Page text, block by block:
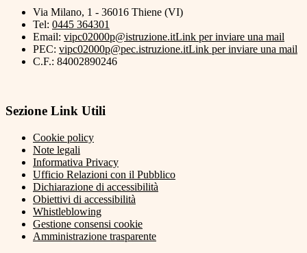
Via Milano, 1 - 36016 Thiene (VI)
Tel: 0445 364301
Email: vipc02000p@istruzione.itLink per inviare una mail
PEC: vipc02000p@pec.istruzione.itLink per inviare una mail
C.F.: 84002890246
Sezione Link Utili
Cookie policy
Note legali
Informativa Privacy
Ufficio Relazioni con il Pubblico
Dichiarazione di accessibilità
Obiettivi di accessibilità
Whistleblowing
Gestione consensi cookie
Amministrazione trasparente